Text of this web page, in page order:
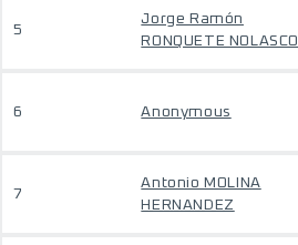
5
Jorge Ramón
RONQUETE NOLASCO
6 Anonymous
7
Antonio MOLINA
HERNANDEZ